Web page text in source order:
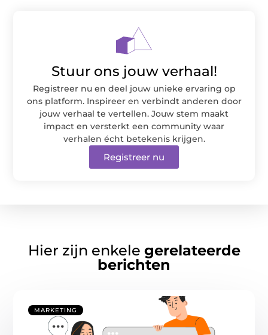
Stuur ons jouw verhaal!
Registreer nu en deel jouw unieke ervaring op
ons platform. Inspireer en verbindt anderen door
jouw verhaal te vertellen. Jouw stem maakt
impact en versterkt een community waar
verhalen écht betekenis krijgen.
Registreer nu
Hier zijn enkele gerelateerde
berichten
MARKETING